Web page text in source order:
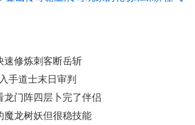
速修炼刺客断岳斩
手道士末日审判
龙门阵四层卜完了伴侣
魔龙树妖但很稳技能